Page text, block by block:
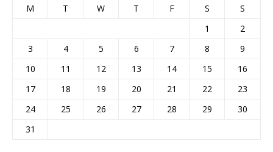
M T W T F S
S
1
2
3
4 5 6 7 8
9
10
11 12 13 14 15
16
17
18 19 20 21 22
23
24
25 26 27 28 29
30
31